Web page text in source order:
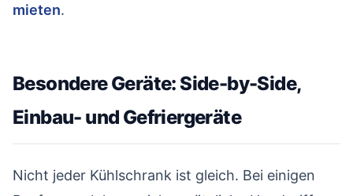
mieten.
Besondere Geräte: Side-by-Side,
Einbau- und Gefriergeräte
Nicht jeder Kühlschrank ist gleich. Bei einigen